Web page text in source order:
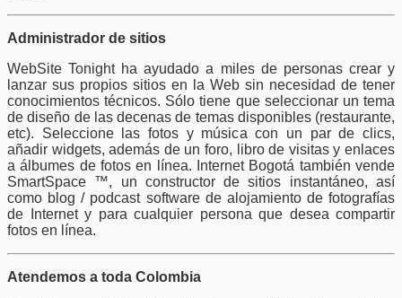
Administrador de sitios
WebSite Tonight ha ayudado a miles de personas crear y
lanzar sus propios sitios en la Web sin necesidad de tener
conocimientos técnicos. Sólo tiene que seleccionar un tema
de diseño de las decenas de temas disponibles (restaurante,
etc). Seleccione las fotos y música con un par de clics,
añadir widgets, además de un foro, libro de visitas y enlaces
a álbumes de fotos en línea. Internet Bogotá también vende
SmartSpace ™, un constructor de sitios instantáneo, así
como blog / podcast software de alojamiento de fotografías
de Internet y para cualquier persona que desea compartir
fotos en línea.
Atendemos a toda Colombia